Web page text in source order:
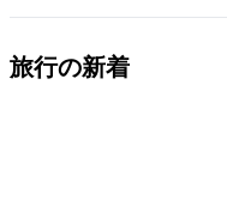
旅行の新着